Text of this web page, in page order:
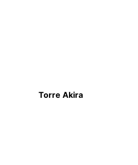
Torre Akira